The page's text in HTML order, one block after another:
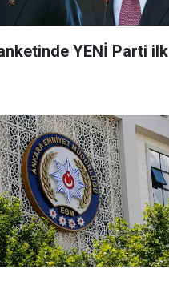
anketinde YENİ Parti ilk